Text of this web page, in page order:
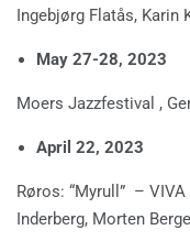
Ingebjørg Flatås, Karin
May 27-28, 2023
Moers Jazzfestival ,
April 22, 2023
Røros: “Myrull” –
Inderberg, Morten